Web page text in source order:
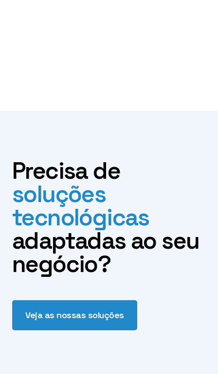
Precisa de
soluções
tecnológicas
adaptadas ao seu
negócio?
Veja as nossas soluções